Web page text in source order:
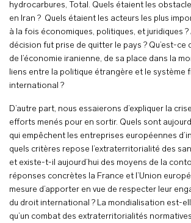
hydrocarbures, Total. Quels étaient les
en Iran ? Quels étaient les acteurs les plus
à la fois économiques, politiques, et juridiques ?
décision fut prise de quitter le pays ? Qu’est-ce
de l’économie iranienne, de sa place dans la
liens entre la politique étrangère et le système
international ?
D’autre part, nous essaierons d’expliquer la
efforts menés pour en sortir. Quels sont
qui empêchent les entreprises européennes
quels critères repose l’extraterritorialité des
et existe-t-il aujourd’hui des moyens de la
réponses concrètes la France et l’Union
mesure d’apporter en vue de respecter leur
du droit international ? La mondialisation est-
qu’un combat des extraterritorialités